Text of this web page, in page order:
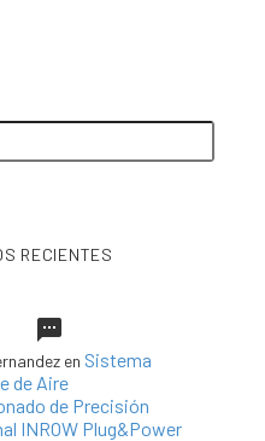
RECIENTES
en Sistema
de Aire
de Precisión
INROW Plug&Power